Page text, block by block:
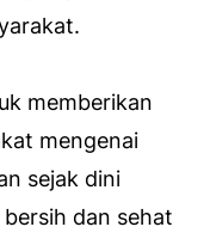
memberikan
mengenai
sejak dini
dan sehat